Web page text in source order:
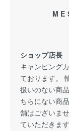
ショップ店長
キャンピング
ております。
扱いのない商
ちらにない商
舗はございま
ていただきます